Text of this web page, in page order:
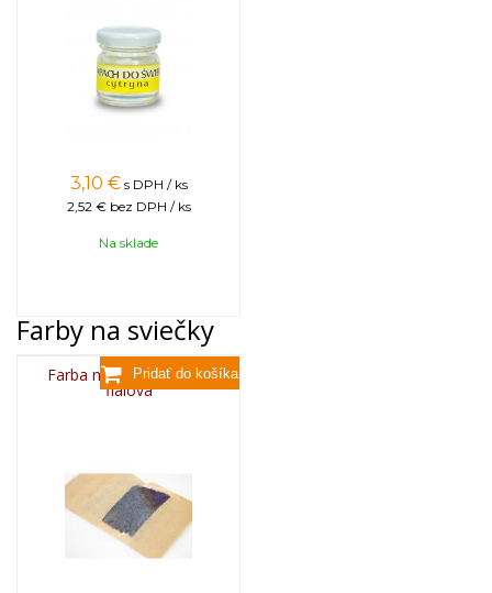
3,10 € s DPH / ks
2,52 € bez DPH / ks
Na sklade
Farby na sviečky
Farba na sviečky, 25g -
fialová